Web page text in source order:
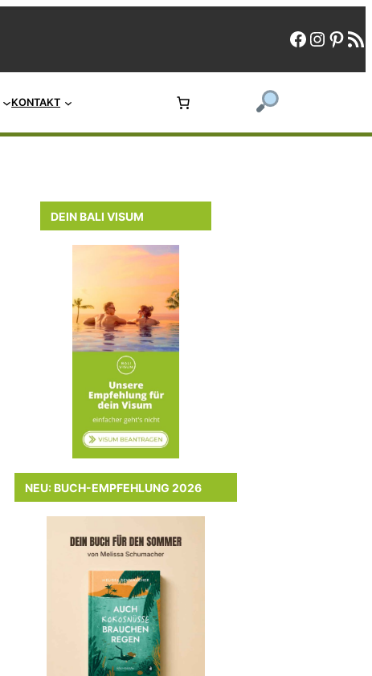
facebook
KONTAKT
DEIN BALI VISUM
NEU: BUCH-EMPFEHLUNG 2026